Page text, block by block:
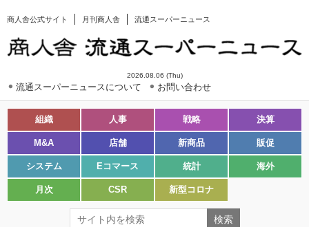
商人舎公式サイト 月刊商人舎 流通スーパーニュース
2026.08.06 (Thu)
流通スーパーニュースについて お問い合わせ
組織 人事 戦略 決算
M&A 店舗 新商品 販促
システム Eコマース 統計 海外
月次 CSR 新型コロナ